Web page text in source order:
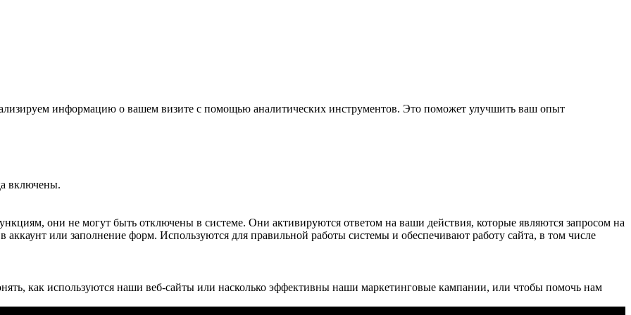
информацию о вашем визите с помощью аналитических инструментов. Это поможет улучшить ваш опыт
включены.
они не могут быть отключены в системе. Они активируются ответом на ваши действия, которые являются запросом на
аккаунт или заполнение форм. Используются для правильной работы системы и обеспечивают работу сайта, в том числе
как используются наши веб-сайты или насколько эффективны наши маркетинговые кампании, или чтобы помочь нам